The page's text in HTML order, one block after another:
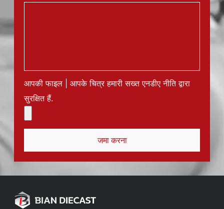
आपकी फाइल | आपके चित्र हमारी सख्त एनडीए नीति द्वारा
सुरक्षित हैं.
जमा करना